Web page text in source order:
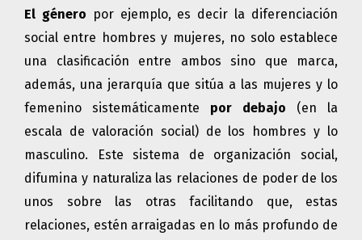
El género por ejemplo, es decir la diferenciación
social entre hombres y mujeres, no solo establece
una clasificación entre ambos sino que marca,
además, una jerarquía que sitúa a las mujeres y lo
femenino sistemáticamente por debajo (en la
escala de valoración social) de los hombres y lo
masculino. Este sistema de organización social,
difumina y naturaliza las relaciones de poder de los
unos sobre las otras facilitando que, estas
relaciones, estén arraigadas en lo más profundo de